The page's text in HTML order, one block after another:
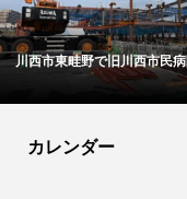
川西市東畦野で旧川西市民
カレンダー